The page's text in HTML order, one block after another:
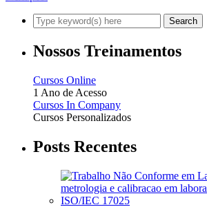
Nossos Treinamentos
Cursos Online
1 Ano de Acesso
Cursos In Company
Cursos Personalizados
Posts Recentes